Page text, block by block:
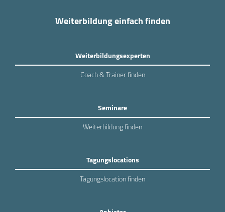
Weiterbildung einfach finden
Weiterbildungsexperten
Coach & Trainer finden
Seminare
Weiterbildung finden
Tagungslocations
Tagungslocation finden